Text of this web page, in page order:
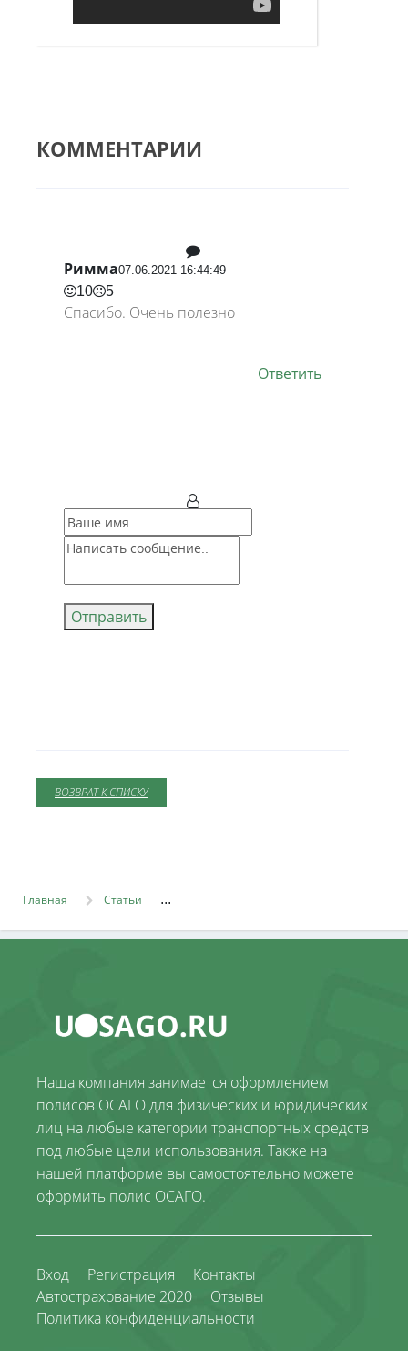
КОММЕНТАРИИ
Римма07.06.2021 16:44:49
10
5
Спасибо. Очень полезно
Ответить
Отправить
ВОЗВРАТ К СПИСКУ
Главная Статьи
Наша компания занимается оформлением
полисов ОСАГО для физических и юридических
лиц на любые категории транспортных средств
под любые цели использования. Также на
нашей платформе вы самостоятельно можете
оформить полис ОСАГО.
Вход Регистрация
Контакты
Автострахование 2020
Отзывы
Политика конфиденциальности